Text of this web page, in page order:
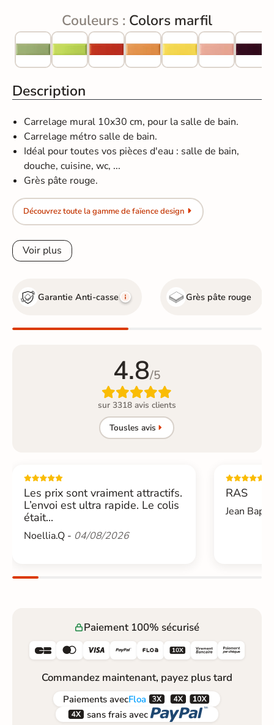
Couleurs : Colors marfil
Description
Carrelage mural 10x30 cm, pour la salle de bain.
Carrelage métro salle de bain.
Idéal pour toutes vos pièces d'eau : salle de bain,
douche, cuisine, wc, ...
Grès pâte rouge.
Découvrez toute la gamme de faïence design
Voir plus
Garantie Anti-casse Grès pâte rouge
4.8/5

sur 3318 avis clients
Tousles avis
Les prix sont vraiment attractifs.
L’envoi est ultra rapide. Le colis
était...
Noellia.Q - 04/08/2026
RAS
Jean
Paiement 100% sécurisé
     
Commandez maintenant, payez plus tard
Paiements avecFloa  
 sans frais avec 